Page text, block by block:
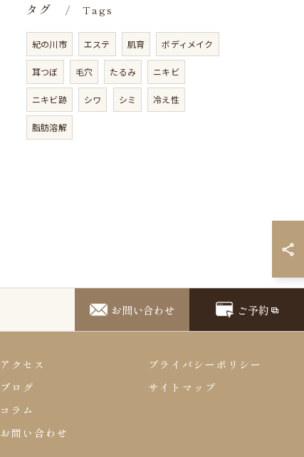
タグ Tags
紀の川市 エステ 肌育 ボディメイク
耳つぼ 毛穴 たるみ ニキビ
ニキビ跡 シワ シミ 冷え性
脂肪溶解
お問い合わせ ご予約
アクセス
ブログ
コラム
お問い合わせ
プライバシーポリシー
サイトマップ